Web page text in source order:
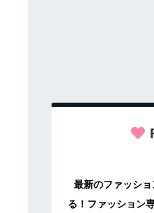
最新のファッシ
る！ファッション